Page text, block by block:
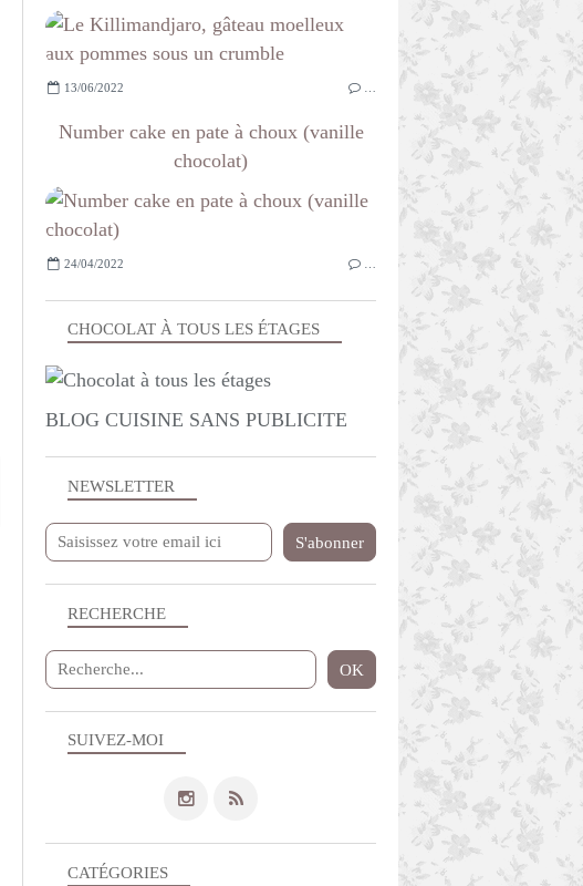
NEWSLETTER
SUIVEZ-MOI
RECHERCHE
CHOCOLAT À TOUS LES ÉTAGES
BLOG CUISINE SANS PUBLICITE
13/06/2022
Number cake en pate à choux (vanille
chocolat)
24/04/2022
CATÉGORIES